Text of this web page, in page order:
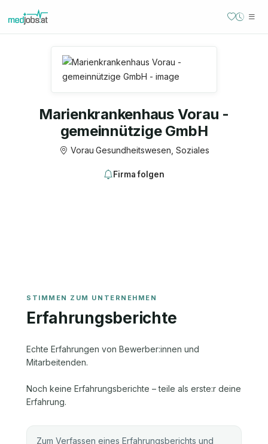
Marienkrankenhaus Vorau -
gemeinnützige GmbH
Vorau·Gesundheitswesen, Soziales
Firma folgen
Erfahrungsberichte
Echte Erfahrungen von Bewerber:innen und
Mitarbeitenden.
Noch keine Erfahrungsberichte – teile als erste:r deine
Erfahrung.
Zum Verfassen eines Erfahrungsberichts und